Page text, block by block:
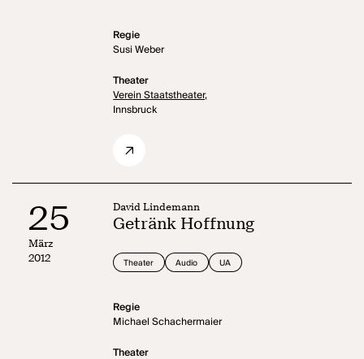
Regie
Susi Weber
Theater
Verein Staatstheater,
Innsbruck
25
März
2012
David Lindemann
Getränk Hoffnung
Theater Audio UA
Regie
Michael Schachermaier
Theater